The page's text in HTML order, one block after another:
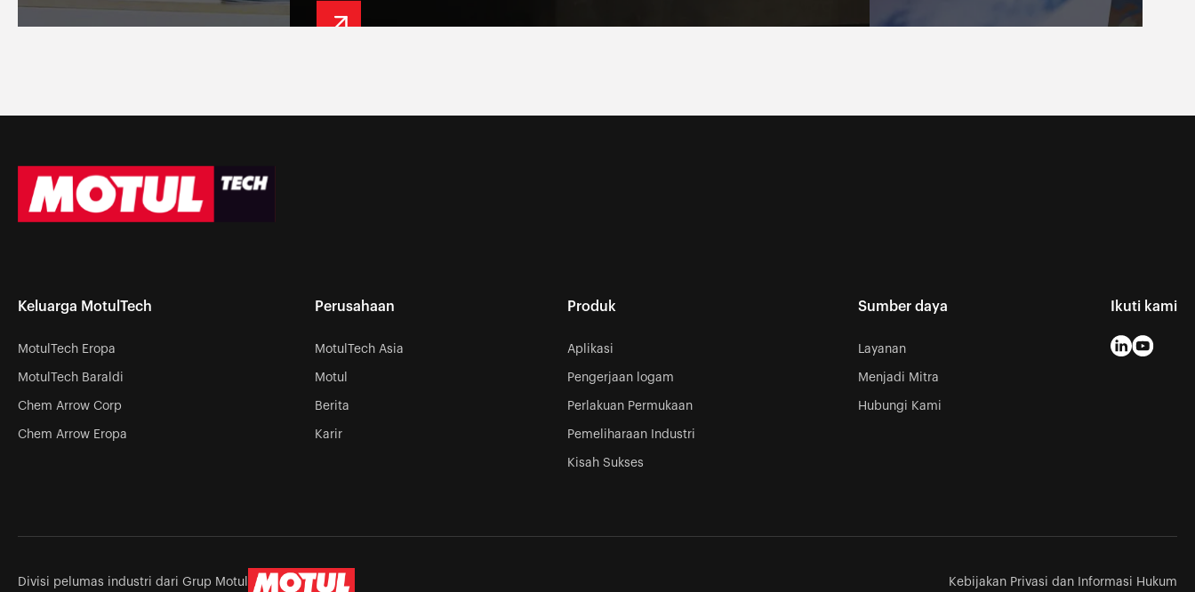
Keluarga MotulTech
MotulTech Eropa
MotulTech Baraldi
Chem Arrow Corp
Chem Arrow Eropa
Perusahaan
MotulTech Asia
Motul
Berita
Karir
Produk
Aplikasi
Pengerjaan logam
Perlakuan Permukaan
Pemeliharaan Industri
Kisah Sukses
Sumber daya
Layanan
Menjadi Mitra
Hubungi Kami
Ikuti kami
Divisi pelumas industri dari Grup Motul Kebijakan Privasi dan Informasi Hukum